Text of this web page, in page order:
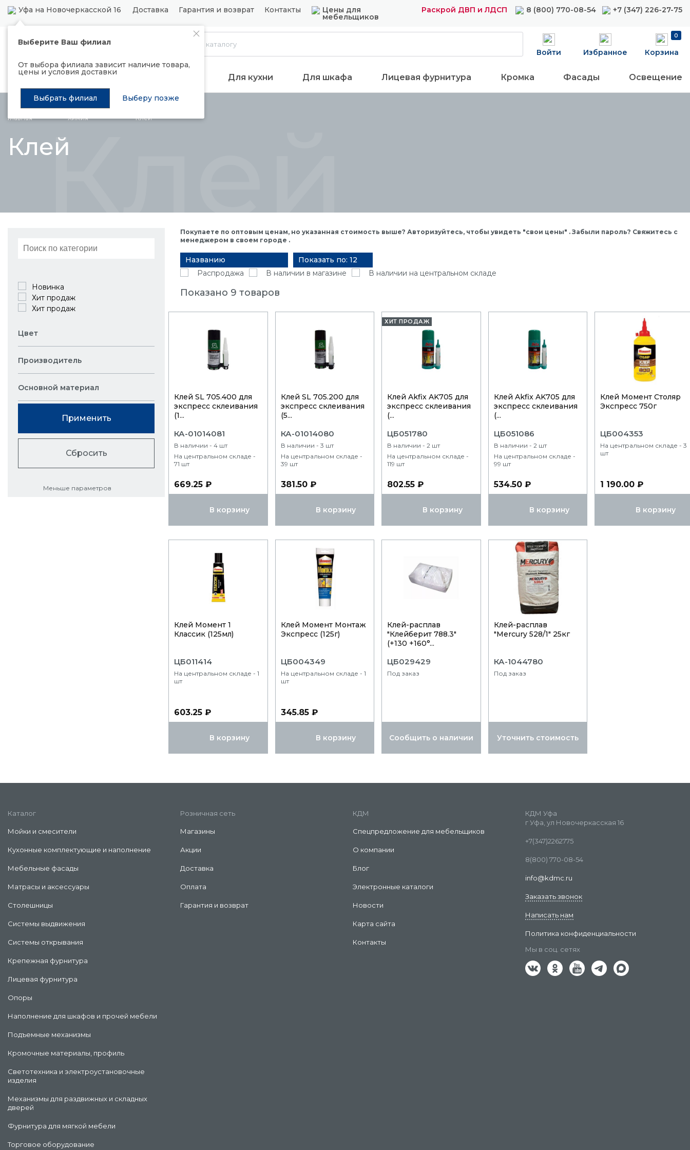
Уфа на Новочеркасской 16 Доставка Гарантия и возврат Контакты Цены для
мебельщиков
Раскрой ДВП и ЛДСП 8 (800) 770-08-54 +7 (347) 226-27-75
Выберите Ваш филиал
От выбора филиала зависит наличие товара,
цены и условия доставки
Выбрать филиал Выберу позже
Каталог
Войти Избранное
0
Корзина
Распродажа Подъемные механизмы Для кухни Для шкафа Лицевая фурнитура Кромка Фасады Освещение
Главная Химия Клей
КлейКлей
Новинка
Хит продаж
Хит продаж
Цвет
Производитель
Основной материал
Применить
Сбросить
Меньше параметров
Покупаете по оптовым ценам, но указанная стоимость выше? Авторизуйтесь, чтобы увидеть "свои цены" . Забыли пароль? Свяжитесь с
менеджером в своем городе .
Названию
Показать по: 12
Распродажа
В наличии в магазине В наличии на центральном складе
Показано 9 товаров
Клей SL 705.400 для
экспресс склеивания
(1...
КА-01014081
В наличии - 4 шт
На центральном складе -
71 шт
669.25 ₽
В корзину
Клей SL 705.200 для
экспресс склеивания
(5...
КА-01014080
В наличии - 3 шт
На центральном складе -
39 шт
381.50 ₽
В корзину
ХИТ ПРОДАЖ
Клей Akfix AK705 для
экспресс склеивания
(...
ЦБ051780
В наличии - 2 шт
На центральном складе -
119 шт
802.55 ₽
В корзину
Клей Akfix AK705 для
экспресс склеивания
(...
ЦБ051086
В наличии - 2 шт
На центральном складе -
99 шт
534.50 ₽
В корзину
Клей Момент Столяр
Экспресс 750г
ЦБ004353
На центральном складе - 3
шт
1 190.00 ₽
В корзину
Клей Момент 1
Классик (125мл)
ЦБ011414
На центральном складе - 1
шт
603.25 ₽
В корзину
Клей Момент Монтаж
Экспресс (125г)
ЦБ004349
На центральном складе - 1
шт
345.85 ₽
В корзину
Клей-расплав
"Клейберит 788.3"
(+130 +160°...
ЦБ029429
Под заказ
Сообщить о наличии
Клей-расплав
"Mercury 528/1" 25кг
КА-1044780
Под заказ
Уточнить стоимость
Каталог
Мойки и смесители
Кухонные комплектующие и наполнение
Мебельные фасады
Матрасы и аксессуары
Столешницы
Системы выдвижения
Системы открывания
Крепежная фурнитура
Лицевая фурнитура
Опоры
Наполнение для шкафов и прочей мебели
Подъемные механизмы
Кромочные материалы, профиль
Светотехника и электроустановочные
изделия
Механизмы для раздвижных и складных
дверей
Фурнитура для мягкой мебели
Торговое оборудование
Розничная сеть
Магазины
Акции
Доставка
Оплата
Гарантия и возврат
КДМ
Спецпредложение для мебельщиков
О компании
Блог
Электронные каталоги
Новости
Карта сайта
Контакты
КДМ Уфа
г Уфа, ул Новочеркасская 16
+7(347)2262775
8(800) 770-08-54
info@kdmc.ru
Заказать звонок
Написать нам
Политика конфиденциальности
Мы в соц. сетях